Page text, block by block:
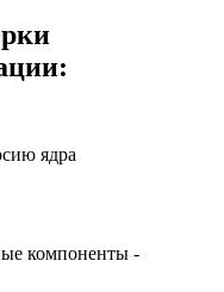
ядра
компоненты -